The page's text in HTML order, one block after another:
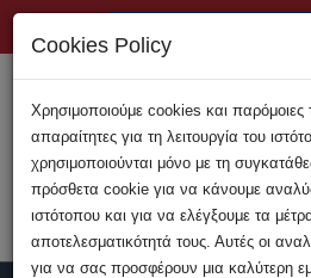
Cookies Policy
Χρησιμοποιούμε cookies και παρόμοιες
απαραίτητες για τη λειτουργία του
χρησιμοποιούνται μόνο με τη
πρόσθετα cookie για να κάνουμε
ιστότοπου και για να ελέγξουμε τα
αποτελεσματικότητά τους. Αυτές οι
για να σας προσφέρουν μια καλύτερη